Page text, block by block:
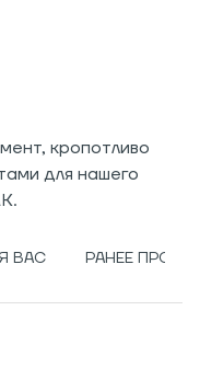
кропотливо
для нашего
ВАС РАНЕЕ